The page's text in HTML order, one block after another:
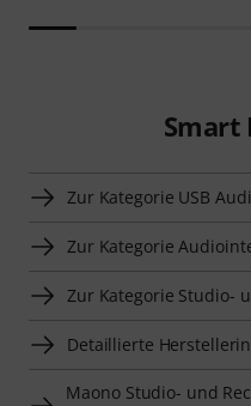
Smart
Zur Kategorie USB
Zur Kategorie
Zur Kategorie Studio-
Detaillierte
Maono Studio- und